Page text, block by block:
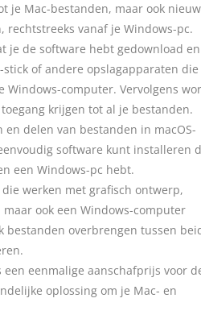
je Mac-bestanden, maar ook
rechtstreeks vanaf je Windows-pc.
je de software hebt gedownload en
of andere opslagapparaten die
computer. Vervolgens
krijgen tot al je bestanden.
delen van bestanden in macOS-
software kunt installeren
een Windows-pc hebt.
werken met grafisch ontwerp,
ook een Windows-computer
bestanden overbrengen tussen
eenmalige aanschafprijs voor
oplossing om je Mac- en